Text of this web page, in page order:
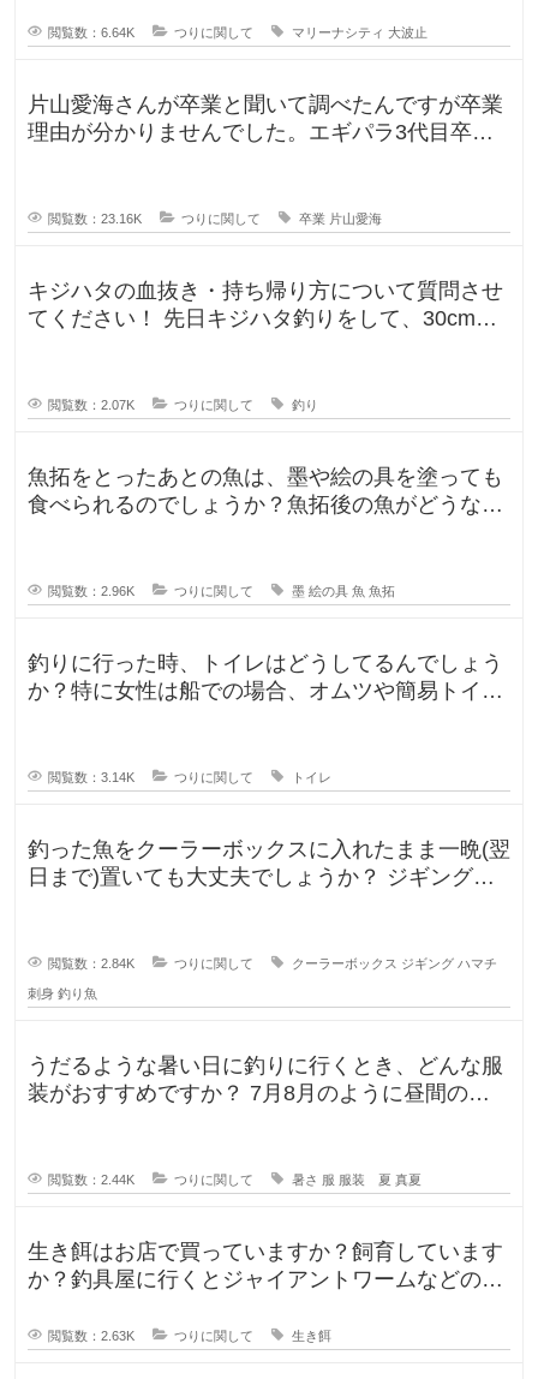
閲覧数：6.64K つりに関して マリーナシティ 大波止
片山愛海さんが卒業と聞いて調べたんですが卒業
理由が分かりませんでした。エギパラ3代目卒業
閲覧数：23.16K つりに関して 卒業 片山愛海
キジハタの血抜き・持ち帰り方について質問させ
てください！ 先日キジハタ釣りをして、30cm台
閲覧数：2.07K つりに関して 釣り
魚拓をとったあとの魚は、墨や絵の具を塗っても
食べられるのでしょうか？魚拓後の魚がどうなる
閲覧数：2.96K つりに関して 墨 絵の具 魚 魚拓
釣りに行った時、トイレはどうしてるんでしょう
か？特に女性は船での場合、オムツや簡易トイレ
閲覧数：3.14K つりに関して トイレ
釣った魚をクーラーボックスに入れたまま一晩(翌
日まで)置いても大丈夫でしょうか？ ジギングに
閲覧数：2.84K つりに関して クーラーボックス ジギング ハマチ
刺身 釣り魚
うだるような暑い日に釣りに行くとき、どんな服
装がおすすめですか？ 7月8月のように昼間の気
閲覧数：2.44K つりに関して 暑さ 服 服装 夏 真夏
生き餌はお店で買っていますか？飼育しています
か？釣具屋に行くとジャイアントワームなどの生
閲覧数：2.63K つりに関して 生き餌